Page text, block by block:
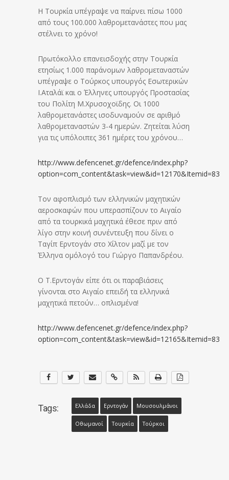
Η Τουρκία υπέγραψε να παίρνει πίσω 1000
από τους 100.000 λαθρομετανάστες που μας
στέλνει το χρόνο!
Πρωτόκολλο επανεισδοχής στην Τουρκία
ετησίως 1.000 παράνομων λαθρομεταναστών
υπέγραψε ο Τούρκος υπουργός Εσωτερικών
Ι.Αταλάϊ και ο Έλληνες υπουργός Προστασίας
του Πολίτη Μ.Χρυσοχοϊδης. Οι 1000
λαθρομετανάστες ισοδυναμούν σε αριθμό
λαθρομεταναστών 3-4 ημερών. Ζητείται λύση
για τις υπόλοιπες 361 ημέρες του χρόνου…
http://www.defencenet.gr/defence/index.php?
option=com_content&task=view&id=12170&Itemid=83
Τον αφοπλισμό των ελληνικών μαχητικών
αεροσκαφών που υπερασπίζουν το Αιγαίο
από τα τουρκικά μαχητικά έθεσε πριν από
λίγο στην κοινή συνέντευξη που δίνει ο
Ταγίπ Ερντογάν στο Χίλτον μαζί με τον
Έλληνα ομόλογό του Γιώργο Παπανδρέου.
Ο Τ.Ερντογάν είπε ότι οι παραβιάσεις
γίνονται στο Αιγαίο επειδή τα ελληνικά
μαχητικά πετούν… οπλισμένα!
http://www.defencenet.gr/defence/index.php?
option=com_content&task=view&id=12165&Itemid=83
Tags: Ελλάδα Ερντογάν Μουσουλμάνοι
Οθωμανοί Τουρκία Τούρκοι